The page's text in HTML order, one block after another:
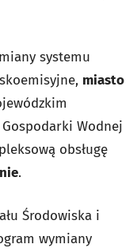
systemu
miasto
Wodnej
obsługę
.
Środowiska i
wymiany